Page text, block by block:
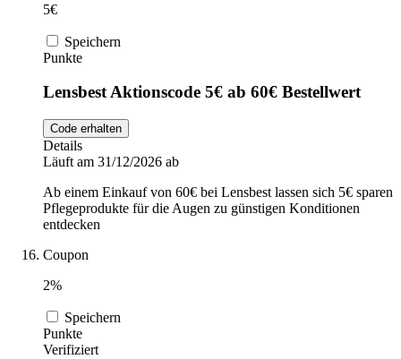
5€
Speichern
Punkte
Lensbest Aktionscode 5€ ab 60€ Bestellwert
Code erhalten
Details
Läuft am 31/12/2026 ab
Ab einem Einkauf von 60€ bei Lensbest lassen sich 5€ sparen
Pflegeprodukte für die Augen zu günstigen Konditionen
entdecken
Coupon
2%
Speichern
Punkte
Verifiziert